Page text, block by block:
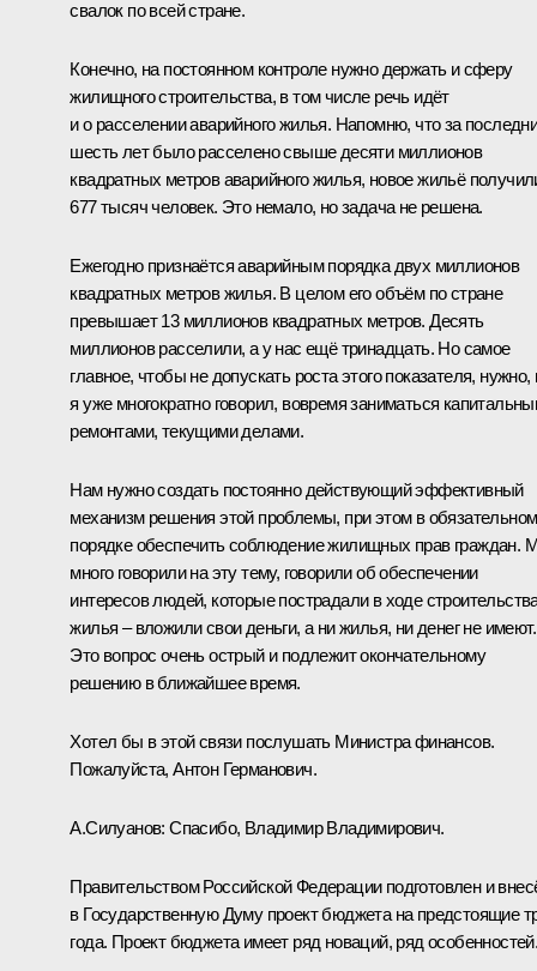
свалок по всей стране.
Конечно, на постоянном контроле нужно держать и сферу
жилищного строительства, в том числе речь идёт
и о расселении аварийного жилья. Напомню, что за
шесть лет было расселено свыше десяти миллионов
квадратных метров аварийного жилья, новое жильё
677 тысяч человек. Это немало, но задача не решена.
Ежегодно признаётся аварийным порядка двух миллионов
квадратных метров жилья. В целом его объём по стране
превышает 13 миллионов квадратных метров. Десять
миллионов расселили, а у нас ещё тринадцать. Но самое
главное, чтобы не допускать роста этого показателя, нужно,
я уже многократно говорил, вовремя заниматься
ремонтами, текущими делами.
Нам нужно создать постоянно действующий эффективный
механизм решения этой проблемы, при этом в обязательном
порядке обеспечить соблюдение жилищных прав граждан.
много говорили на эту тему, говорили об обеспечении
интересов людей, которые пострадали в ходе
жилья – вложили свои деньги, а ни жилья, ни денег не имеют.
Это вопрос очень острый и подлежит окончательному
решению в ближайшее время.
Хотел бы в этой связи послушать Министра финансов.
Пожалуйста, Антон Германович.
А.Силуанов: Спасибо, Владимир Владимирович.
Правительством Российской Федерации подготовлен и
в Государственную Думу проект бюджета на предстоящие
года. Проект бюджета имеет ряд новаций, ряд